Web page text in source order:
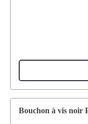
Bouchon à vis noir